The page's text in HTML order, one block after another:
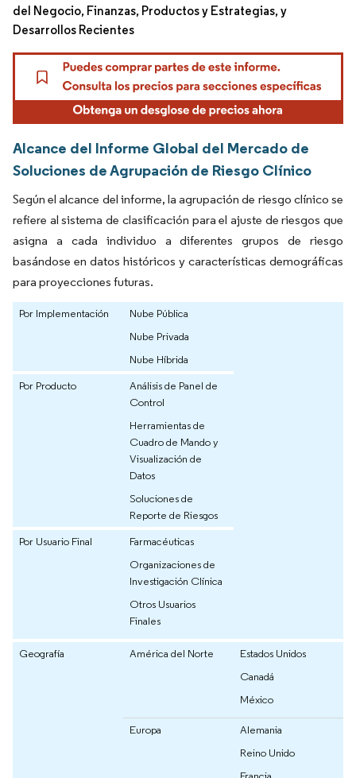
del Negocio, Finanzas, Productos y Estrategias, y
Desarrollos Recientes
Alcance del Informe Global del Mercado de
Soluciones de Agrupación de Riesgo Clínico
Según el alcance del informe, la agrupación de riesgo clínico se
refiere al sistema de clasificación para el ajuste de riesgos que
asigna a cada individuo a diferentes grupos de riesgo
basándose en datos históricos y características demográficas
para proyecciones futuras.
Por Implementación
Nube Pública
Nube Privada
Nube Híbrida
Por Producto
Análisis de Panel de
Control
Herramientas de
Cuadro de Mando y
Visualización de
Datos
Soluciones de
Reporte de Riesgos
Por Usuario Final
Farmacéuticas
Organizaciones de
Investigación Clínica
Otros Usuarios
Finales
Geografía América del Norte
Estados Unidos
Canadá
México
Europa
Alemania
Reino Unido